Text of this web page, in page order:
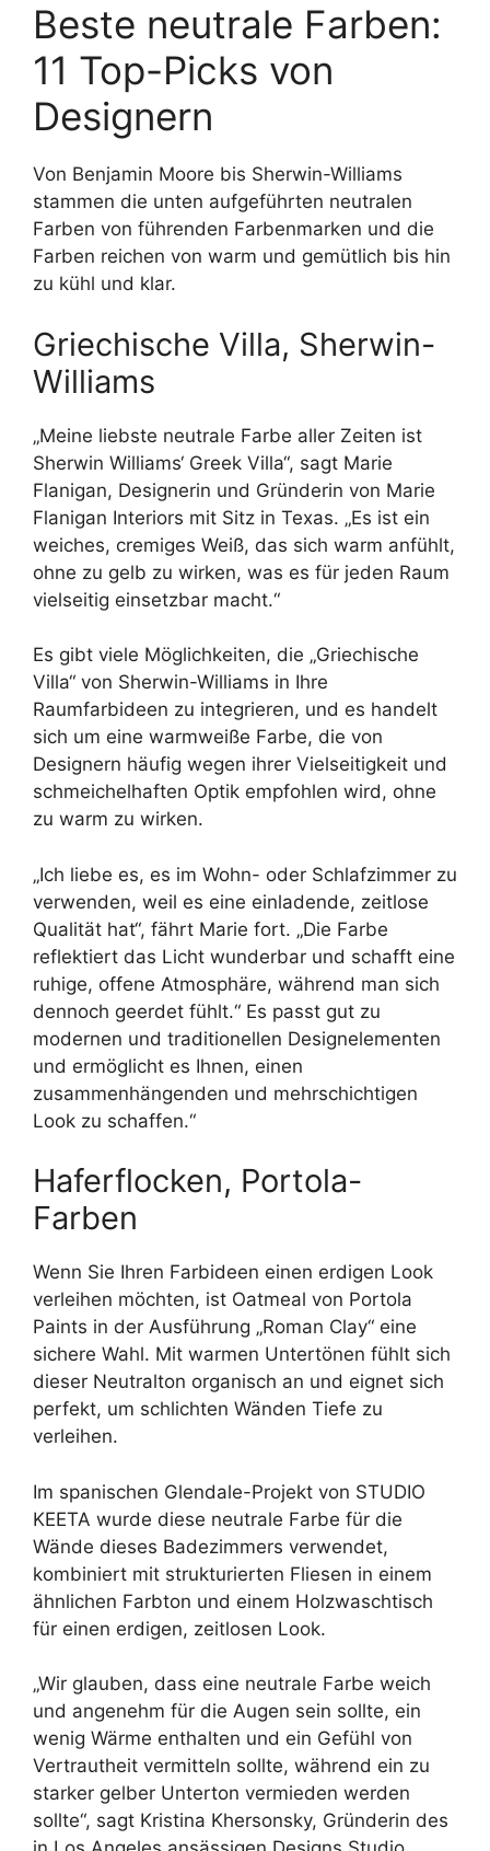
Beste neutrale Farben:
11 Top-Picks von
Designern
Von Benjamin Moore bis Sherwin-Williams
stammen die unten aufgeführten neutralen
Farben von führenden Farbenmarken und die
Farben reichen von warm und gemütlich bis hin
zu kühl und klar.
Griechische Villa, Sherwin-
Williams
„Meine liebste neutrale Farbe aller Zeiten ist
Sherwin Williams‘ Greek Villa“, sagt Marie
Flanigan, Designerin und Gründerin von Marie
Flanigan Interiors mit Sitz in Texas. „Es ist ein
weiches, cremiges Weiß, das sich warm anfühlt,
ohne zu gelb zu wirken, was es für jeden Raum
vielseitig einsetzbar macht.“
Es gibt viele Möglichkeiten, die „Griechische
Villa“ von Sherwin-Williams in Ihre
Raumfarbideen zu integrieren, und es handelt
sich um eine warmweiße Farbe, die von
Designern häufig wegen ihrer Vielseitigkeit und
schmeichelhaften Optik empfohlen wird, ohne
zu warm zu wirken.
„Ich liebe es, es im Wohn- oder Schlafzimmer zu
verwenden, weil es eine einladende, zeitlose
Qualität hat“, fährt Marie fort. „Die Farbe
reflektiert das Licht wunderbar und schafft eine
ruhige, offene Atmosphäre, während man sich
dennoch geerdet fühlt.“ Es passt gut zu
modernen und traditionellen Designelementen
und ermöglicht es Ihnen, einen
zusammenhängenden und mehrschichtigen
Look zu schaffen.“
Haferflocken, Portola-
Farben
Wenn Sie Ihren Farbideen einen erdigen Look
verleihen möchten, ist Oatmeal von Portola
Paints in der Ausführung „Roman Clay“ eine
sichere Wahl. Mit warmen Untertönen fühlt sich
dieser Neutralton organisch an und eignet sich
perfekt, um schlichten Wänden Tiefe zu
verleihen.
Im spanischen Glendale-Projekt von STUDIO
KEETA wurde diese neutrale Farbe für die
Wände dieses Badezimmers verwendet,
kombiniert mit strukturierten Fliesen in einem
ähnlichen Farbton und einem Holzwaschtisch
für einen erdigen, zeitlosen Look.
„Wir glauben, dass eine neutrale Farbe weich
und angenehm für die Augen sein sollte, ein
wenig Wärme enthalten und ein Gefühl von
Vertrautheit vermitteln sollte, während ein zu
starker gelber Unterton vermieden werden
sollte“, sagt Kristina Khersonsky, Gründerin des